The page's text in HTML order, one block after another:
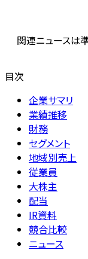
関連ニュースは
目次
企業サマリ
業績推移
財務
セグメント
地域別売上
従業員
大株主
配当
IR資料
競合比較
ニュース